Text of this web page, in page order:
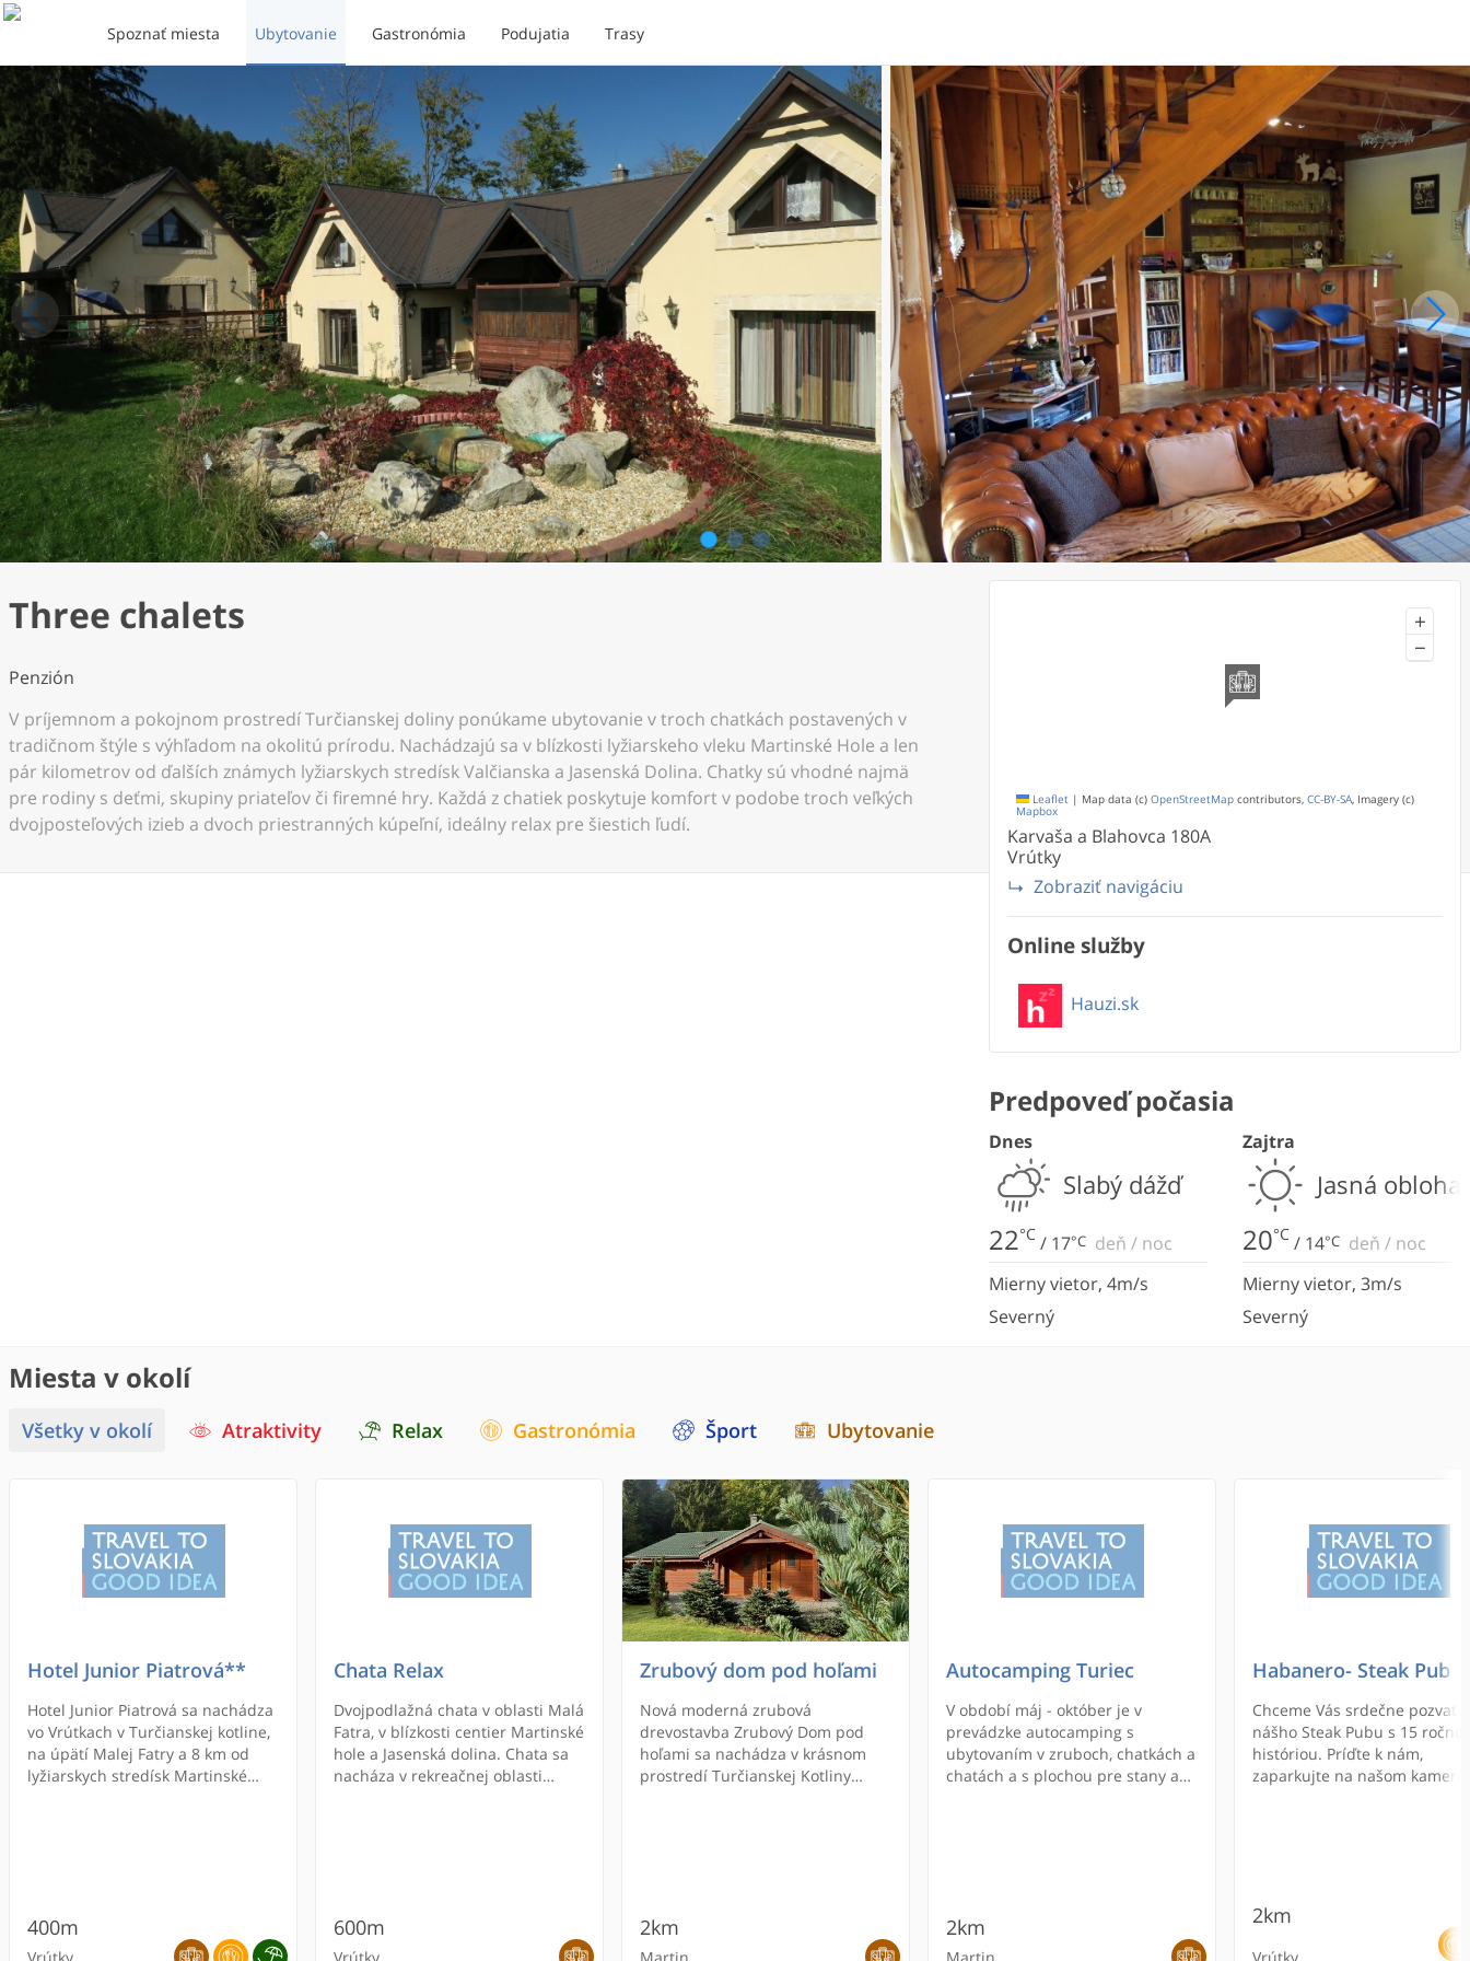
Spoznať miesta Ubytovanie Gastronómia Podujatia Trasy
1 2 3
Three chalets
Penzión
V príjemnom a pokojnom prostredí Turčianskej doliny ponúkame ubytovanie v troch chatkách postavených v
tradičnom štýle s výhľadom na okolitú prírodu. Nachádzajú sa v blízkosti lyžiarskeho vleku Martinské Hole a len
pár kilometrov od ďalších známych lyžiarskych stredísk Valčianska a Jasenská Dolina. Chatky sú vhodné najmä
pre rodiny s deťmi, skupiny priateľov či firemné hry. Každá z chatiek poskytuje komfort v podobe troch veľkých
dvojposteľových izieb a dvoch priestranných kúpeľní, ideálny relax pre šiestich ľudí.
+
−
Leaflet | Map data (c) OpenStreetMap contributors, CC-BY-SA , Imagery (c)
Mapbox
Karvaša a Blahovca 180A
Vrútky
Zobraziť navigáciu
Online služby
Hauzi.sk
Predpoveď počasia
Dnes
Slabý dážď
22°C / 17°C deň / noc
Mierny vietor, 4m/s
Severný
Zajtra
Jasná obloha
20°C / 14°C deň / noc
Mierny vietor, 3m/s
Severný
Miesta v okolí
Všetky v okolí Atraktivity Relax Gastronómia Šport Ubytovanie
Hotel Junior Piatrová**
Hotel Junior Piatrová sa nachádza
vo Vrútkach v Turčianskej kotline,
na úpätí Malej Fatry a 8 km od
lyžiarskych stredísk Martinské
400m
Chata Relax
Dvojpodlažná chata v oblasti Malá
Fatra, v blízkosti centier Martinské
hole a Jasenská dolina. Chata sa
nacháza v rekreačnej oblasti
600m
Zrubový dom pod hoľami
Nová moderná zrubová
drevostavba Zrubový Dom pod
hoľami sa nachádza v krásnom
prostredí Turčianskej Kotliny
možnosť stravovania
(Pohostinstvo Jedľoviny). Výhodou
2km
Autocamping Turiec
V období máj - október je v
prevádzke autocamping s
ubytovaním v zruboch, chatkách a
chatách a s plochou pre stany a
bazénom.
2km
Habanero- Steak Pub
Chceme Vás srdečne pozvať
nášho Steak Pubu s 15
históriou. Príďte k nám,
zaparkujte na našom
2km